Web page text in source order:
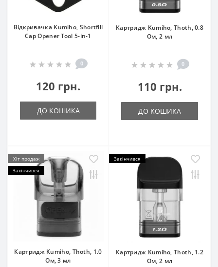
Відкривачка Kumiho, Shortfill
Cap Opener Tool 5-in-1
0
120 грн.
ДО КОШИКА
Картридж Kumiho, Thoth, 0.8
Ом, 2 мл
0
110 грн.
ДО КОШИКА
Хіт продаж
Закінчився
Картридж Kumiho, Thoth, 1.0
Ом, 3 мл
Закінчився
Картридж Kumiho, Thoth, 1.2
Ом, 2 мл